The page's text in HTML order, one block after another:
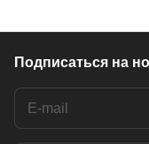
Подписаться на